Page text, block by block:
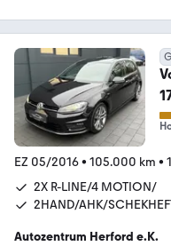
EZ 05/2016• 105.000 km •
2X R-LINE/4 MOTION/
2HAND/AHK/
Autozentrum Herford e.K.